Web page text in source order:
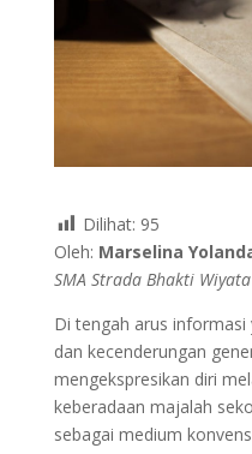
Dilihat: 95
Oleh: Marselina
SMA Strada Bhakti Wiyata
Di tengah arus
dan kecenderungan
mengekspresikan diri
keberadaan majalah
sebagai medium